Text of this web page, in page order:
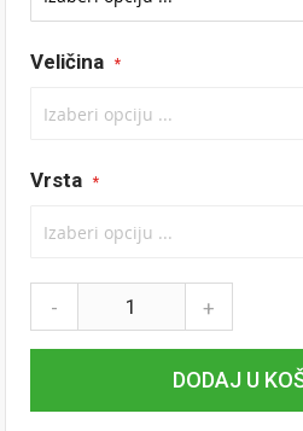
Veličina
Vrsta
- +
DODAJ U